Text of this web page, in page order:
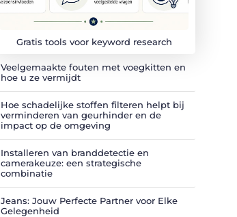
Gratis tools voor keyword research
Veelgemaakte fouten met voegkitten en
hoe u ze vermijdt
Hoe schadelijke stoffen filteren helpt bij
verminderen van geurhinder en de
impact op de omgeving
Installeren van branddetectie en
camerakeuze: een strategische
combinatie
Jeans: Jouw Perfecte Partner voor Elke
Gelegenheid